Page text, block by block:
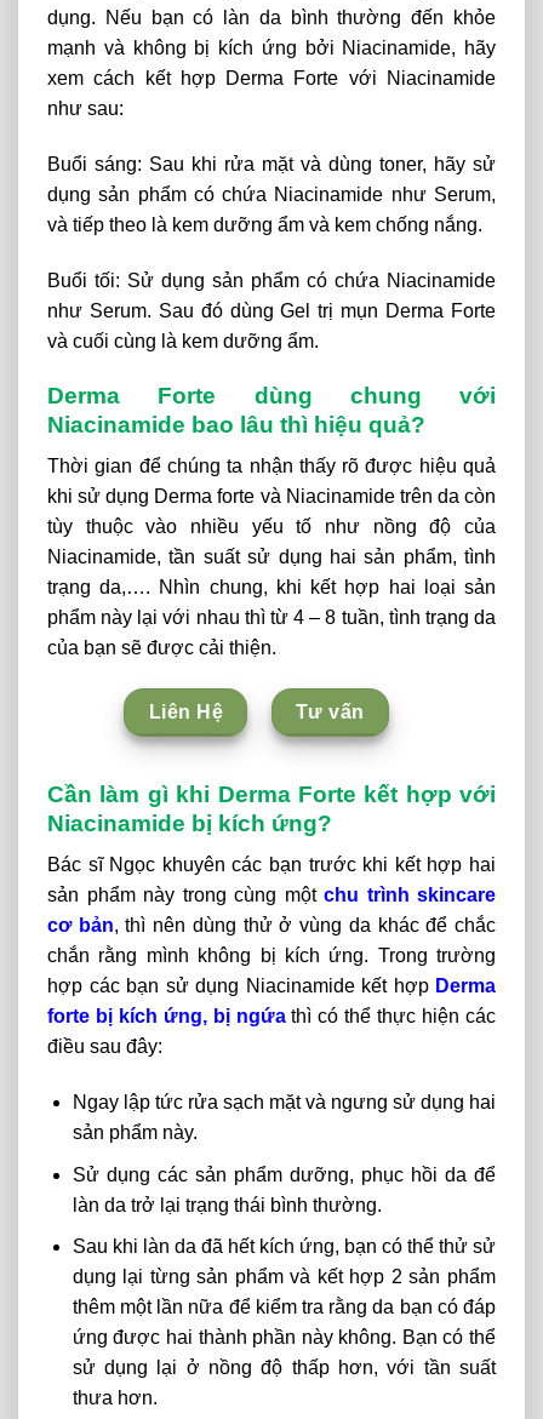
dụng. Nếu bạn có làn da bình thường đến khỏe
mạnh và không bị kích ứng bởi Niacinamide, hãy
xem cách kết hợp Derma Forte với Niacinamide
như sau:
Buổi sáng: Sau khi rửa mặt và dùng toner, hãy sử
dụng sản phẩm có chứa Niacinamide như Serum,
và tiếp theo là kem dưỡng ẩm và kem chống nắng.
Buổi tối: Sử dụng sản phẩm có chứa Niacinamide
như Serum. Sau đó dùng Gel trị mụn Derma Forte
và cuối cùng là kem dưỡng ẩm.
Derma Forte dùng chung với
Niacinamide bao lâu thì hiệu quả?
Thời gian để chúng ta nhận thấy rõ được hiệu quả
khi sử dụng Derma forte và Niacinamide trên da còn
tùy thuộc vào nhiều yếu tố như nồng độ của
Niacinamide, tần suất sử dụng hai sản phẩm, tình
trạng da,…. Nhìn chung, khi kết hợp hai loại sản
phẩm này lại với nhau thì từ 4 – 8 tuần, tình trạng da
của bạn sẽ được cải thiện.
Liên Hệ Tư vấn
Cần làm gì khi Derma Forte kết hợp với
Niacinamide bị kích ứng?
Bác sĩ Ngọc khuyên các bạn trước khi kết hợp hai
sản phẩm này trong cùng một chu trình skincare
cơ bản, thì nên dùng thử ở vùng da khác để chắc
chắn rằng mình không bị kích ứng. Trong trường
hợp các bạn sử dụng Niacinamide kết hợp Derma
forte bị kích ứng, bị ngứathì có thể thực hiện các
điều sau đây:
Ngay lập tức rửa sạch mặt và ngưng sử dụng hai
sản phẩm này.
Sử dụng các sản phẩm dưỡng, phục hồi da để
làn da trở lại trạng thái bình thường.
Sau khi làn da đã hết kích ứng, bạn có thể thử sử
dụng lại từng sản phẩm và kết hợp 2 sản phẩm
thêm một lần nữa để kiểm tra rằng da bạn có đáp
ứng được hai thành phần này không. Bạn có thể
sử dụng lại ở nồng độ thấp hơn, với tần suất
thưa hơn.